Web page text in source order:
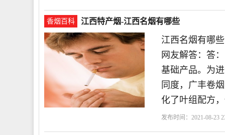
烟
特产
香烟百科 江西特产烟-江西名烟有哪些
江西名烟有哪些
网友解答：答
基础产品。为
同度，广丰卷
化了叶组配方
发布时间：2021-08-23